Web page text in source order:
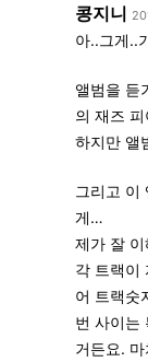
콩지니
아..그게..
앨범을 듣
의 재즈
하지만 앨
그리고 이
게…
제가 잘
각 트랙이
어 트랙숫
번 사이는
거든요.